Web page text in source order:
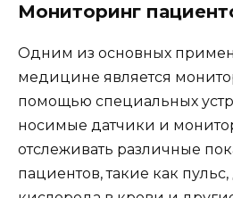
Мониторинг
Одним из основных
медицине является
помощью специальных
носимые датчики и
отслеживать различные
пациентов, такие как